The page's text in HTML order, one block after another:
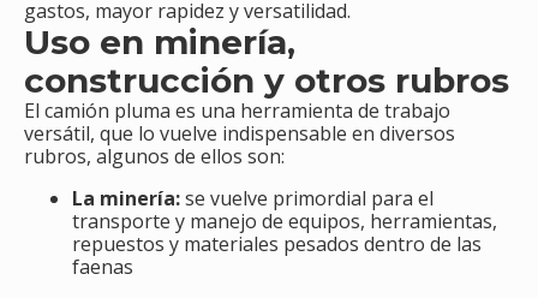
gastos, mayor rapidez y versatilidad.
Uso en minería,
construcción y otros rubros
El camión pluma es una herramienta de trabajo
versátil, que lo vuelve indispensable en diversos
rubros, algunos de ellos son:
La minería:se vuelve primordial para el
transporte y manejo de equipos, herramientas,
repuestos y materiales pesados dentro de las
faenas